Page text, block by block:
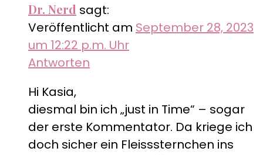
Dr. Nerd sagt:
Veröffentlicht am September 28, 2023
um 12:22 p.m. Uhr
Antworten
Hi Kasia,
diesmal bin ich „just in Time“ – sogar
der erste Kommentator. Da kriege ich
doch sicher ein Fleisssternchen ins